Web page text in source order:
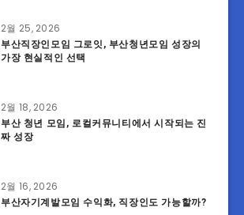
2월 25, 2026
부산직장인모임 그로잇, 부산청년모임 성장의
가장 현실적인 선택
2월 18, 2026
부산 청년 모임, 로컬커뮤니티에서 시작되는 진
짜 성장
2월 16, 2026
부산자기계발모임 수익화, 직장인도 가능할까?